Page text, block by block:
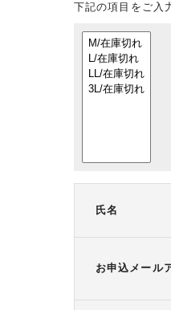
下記の項目をご入
氏名
お申込メール